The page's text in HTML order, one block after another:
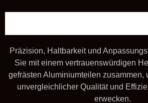
Präzision, Haltbarkeit und
Sie mit einem vertrauenswürdigen
gefrästen Aluminiumteilen zusammen,
unvergleichlicher Qualität und
erwecken.